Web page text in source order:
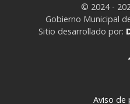
© 2024 -
Gobierno Municipal
Sitio desarrollado por:
Aviso de